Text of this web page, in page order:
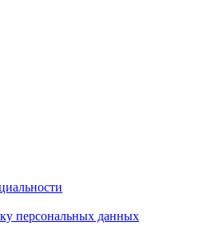
персональных данных